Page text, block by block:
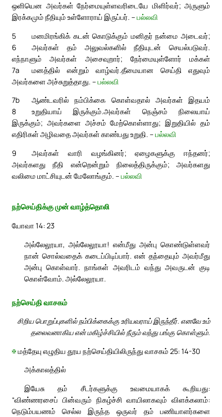
ஒளியென அவர்கள் நேர்மையுள்ளவரிடையே மிளிர்வர்; அருளும்
இரக்கமும் நீதியும் உள்ளோராய் இருப்பர். – பல்லவி
5
மனமிரங்கிக் கடன் கொடுக்கும் மனிதர் நன்மை அடைவர்;
அவர்கள் தம் அலுவல்களில் நீதியுடன் செயல்படுவர்.
6
எந்நாளும் அவர்கள் அசைவுறார்; நேர்மையுள்ளோர் மக்கள்
மனத்தில் என்றும் வாழ்வர்.
7a
தீமையான செய்தி எதுவும்
அவர்களை அச்சுறுத்தாது. – பல்லவி
7b
ஆண்டவரில் நம்பிக்கை கொள்வதால் அவர்கள் இதயம்
உறுதியாய் இருக்கும்.
8
அவர்கள் நெஞ்சம் நிலையாய்
இருக்கும்; அவர்களை அச்சம் மேற்கொள்ளாது; இறுதியில் தம்
எதிரிகள் அழிவதை அவர்கள் காண்பது உறுதி. – பல்லவி
9
அவர்கள் வாரி வழங்கினர்; ஏழைகளுக்கு ஈந்தனர்;
அவர்களது நீதி என்றென்றும் நிலைத்திருக்கும்; அவர்களது
வலிமை மாட்சியுடன் மேலோங்கும். – பல்லவி
நற்செய்திக்கு முன் வாழ்த்தொலி
யோவா 14: 23
அல்லேலூயா, அல்லேலூயா! என்மீது அன்பு கொண்டுள்ளவர்
நான் சொல்வதைக் கடைப்பிடிப்பார். என் தந்தையும் அவர்மீது
அன்பு கொள்வார். நாங்கள் அவரிடம் வந்து அவருடன் குடி
கொள்வோம். அல்லேலூயா.
நற்செய்தி வாசகம்
சிறிய பொறுப்புகளில் நம்பிக்கைக்கு உரியவராய் இருந்தீர். எனவே உம்
தலைவனாகிய என் மகிழ்ச்சியில் நீரும் வந்து பங்கு கொள்ளும்.
✠மத்தேயு எழுதிய தூய நற்செய்தியிலிருந்து வாசகம் 25: 14-30
அக்காலத்தில்
இயேசு தம் சீடர்களுக்கு உவமையாகக் கூறியது:
“விண்ணரசைப் பின்வரும் நிகழ்ச்சி வாயிலாகவும் விளக்கலாம்:
நெடும்பயணம் செல்ல இருந்த ஒருவர் தம் பணியாளர்களை